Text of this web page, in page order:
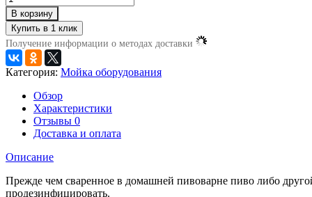
В корзину
Получение информации о методах доставки
Категория: Мойка оборудования
Обзор
Характеристики
Отзывы 0
Доставка и оплата
Описание
Прежде чем сваренное в домашней пивоварне пиво либо
продезинфицировать.